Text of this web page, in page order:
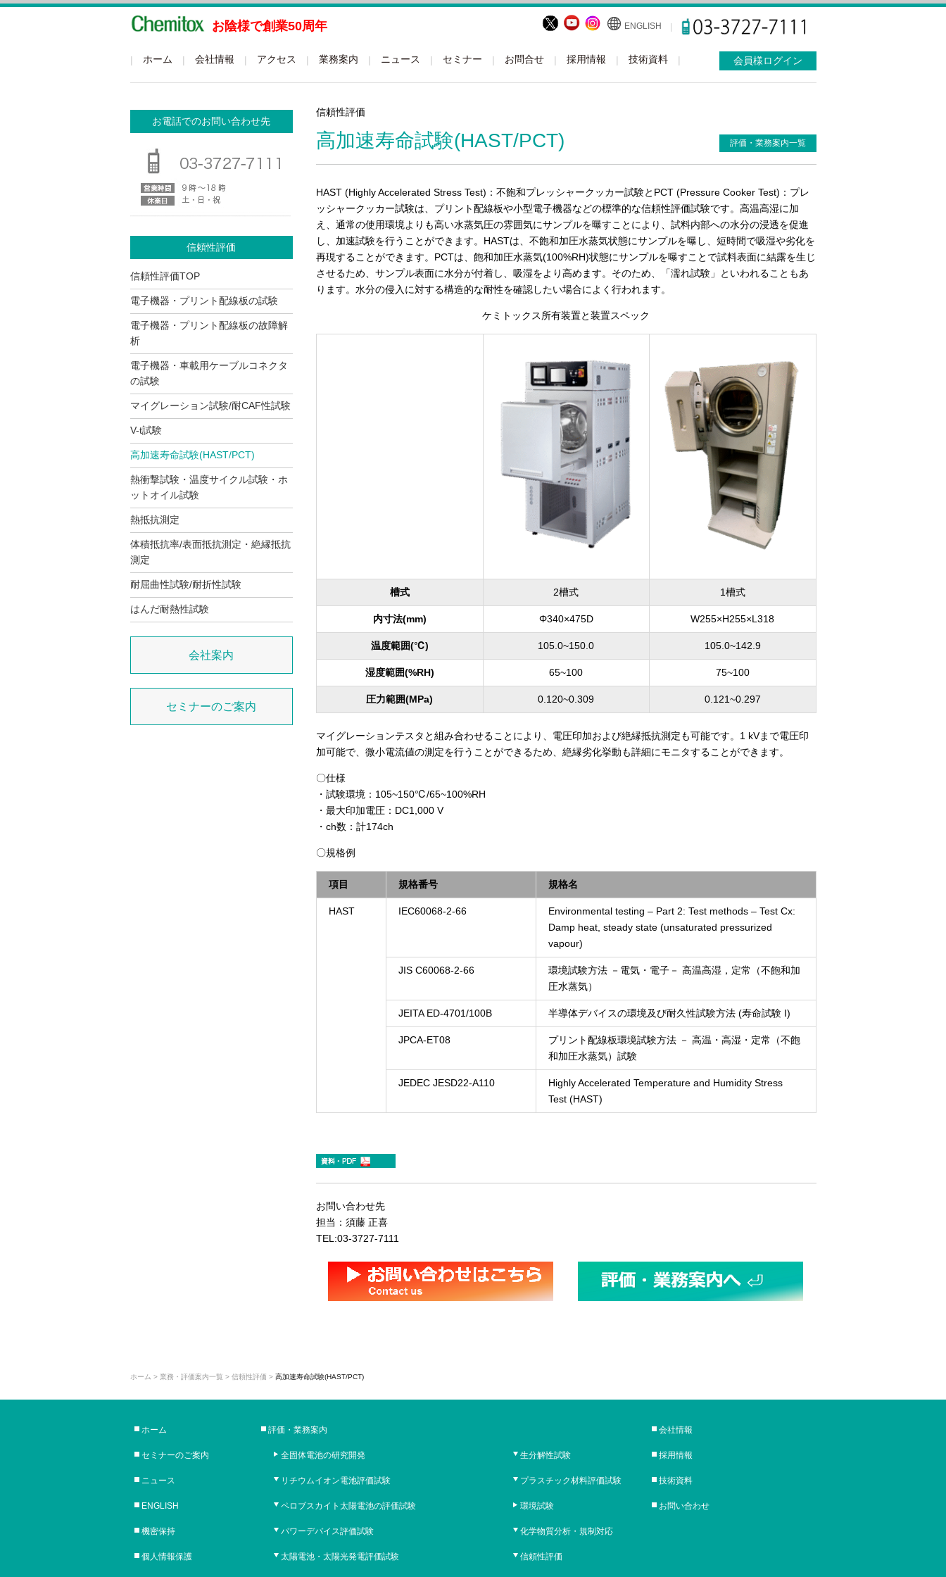
お陰様で創業50周年 ENGLISH
グローバルメニュー
ホーム 会社情報 アクセス 業務案内 ニュース セミナー お問合せ 採用情報 技術資料 会員様ログイン
信頼性評価
高加速寿命試験(HAST/PCT) 評価・業務案内一覧
HAST (Highly Accelerated Stress Test)：不飽和プレッシャークッカー試験とPCT (Pressure Cooker Test)：プレ
ッシャークッカー試験は、プリント配線板や小型電子機器などの標準的な信頼性評価試験です。高温高湿に加
え、通常の使用環境よりも高い水蒸気圧の雰囲気にサンプルを曝すことにより、試料内部への水分の浸透を促進
し、加速試験を行うことができます。HASTは、不飽和加圧水蒸気状態にサンプルを曝し、短時間で吸湿や劣化を
再現することができます。PCTは、飽和加圧水蒸気(100%RH)状態にサンプルを曝すことで試料表面に結露を生じ
させるため、サンプル表面に水分が付着し、吸湿をより高めます。そのため、「濡れ試験」といわれることもあ
ります。水分の侵入に対する構造的な耐性を確認したい場合によく行われます。
ケミトックス所有装置と装置スペック
槽式 2槽式 1槽式
内寸法(mm) Φ340×475D W255×H255×L318
温度範囲(℃) 105.0~150.0 105.0~142.9
湿度範囲(%RH) 65~100 75~100
圧力範囲(MPa) 0.120~0.309 0.121~0.297
マイグレーションテスタと組み合わせることにより、電圧印加および絶縁抵抗測定も可能です。1 kVまで電圧印
加可能で、微小電流値の測定を行うことができるため、絶縁劣化挙動も詳細にモニタすることができます。
〇仕様
・試験環境：105~150℃/65~100%RH
・最大印加電圧：DC1,000 V
・ch数：計174ch
〇規格例
項目 規格番号 規格名
HAST IEC60068-2-66
Environmental testing – Part 2: Test methods – Test Cx:
Damp heat, steady state (unsaturated pressurized
vapour)
JIS C60068-2-66
環境試験方法 －電気・電子－ 高温高湿，定常（不飽和加
圧水蒸気）
JEITA ED-4701/100B 半導体デバイスの環境及び耐久性試験方法 (寿命試験 I)
JPCA-ET08
プリント配線板環境試験方法 － 高温・高湿・定常（不飽
和加圧水蒸気）試験
JEDEC JESD22-A110
Highly Accelerated Temperature and Humidity Stress
Test (HAST)
お問い合わせ先
担当：須藤 正喜
TEL:03-3727-7111
お電話でのお問い合わせ先
信頼性評価
信頼性評価TOP
電子機器・プリント配線板の試験
電子機器・プリント配線板の故障解
析
電子機器・車載用ケーブルコネクタ
の試験
マイグレーション試験/耐CAF性試験
V-t試験
高加速寿命試験(HAST/PCT)
熱衝撃試験・温度サイクル試験・ホ
ットオイル試験
熱抵抗測定
体積抵抗率/表面抵抗測定・絶縁抵抗
測定
耐屈曲性試験/耐折性試験
はんだ耐熱性試験
会社案内
セミナーのご案内
ホーム > 業務・評価案内一覧 > 信頼性評価 > 高加速寿命試験(HAST/PCT)
ホーム
セミナーのご案内
ニュース
ENGLISH
機密保持
個人情報保護
評価・業務案内
全固体電池の研究開発
リチウムイオン電池評価試験
ペロブスカイト太陽電池の評価試験
パワーデバイス評価試験
太陽電池・太陽光発電評価試験
生分解性試験
プラスチック材料評価試験
環境試験
化学物質分析・規制対応
信頼性評価
会社情報
採用情報
技術資料
お問い合わせ